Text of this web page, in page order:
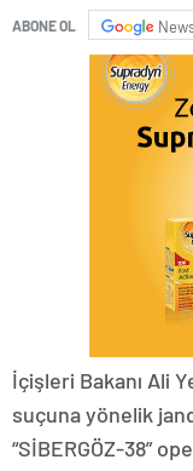
ABONE OL
İçişleri Bakanı Ali
suçuna yönelik
“SİBERGÖZ-38”